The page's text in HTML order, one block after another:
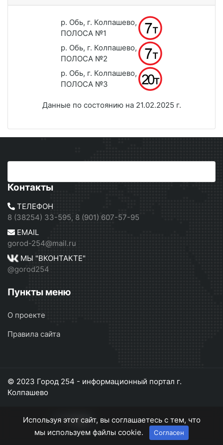
р. Обь, г. Колпашево,
ПОЛОСА №1
р. Обь, г. Колпашево,
ПОЛОСА №2
р. Обь, г. Колпашево,
ПОЛОСА №3
Данные по состоянию на 21.02.2025 г.
Контакты
ТЕЛЕФОН
8 (38254) 33-595, 8 (901) 607-57-95
EMAIL
gorod-254@mail.ru
МЫ "ВКОНТАКТЕ"
@gorod254
Пункты меню
О проекте
Правила сайта
© 2023 Город 254 - информационный портал г.
Колпашево
Используя этот сайт, вы соглашаетесь с тем, что
мы используем файлы cookie.
Согласен